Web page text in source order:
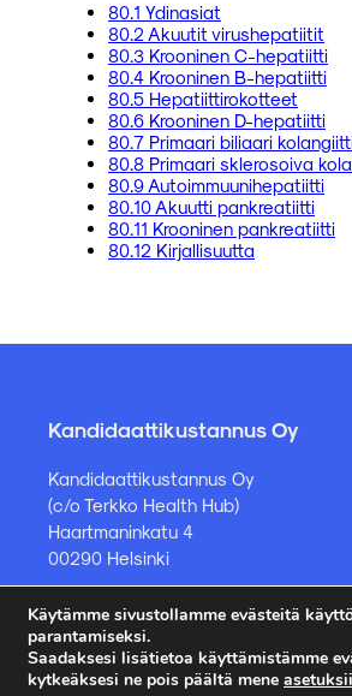
80.1 Ydinasiat
80.2 Akuutit virushepatiitit
80.3 Krooninen C-hepatiitti
80.4 Krooninen B-hepatiitti
80.5 Hepatiittirokotteet
80.6 Krooninen D-hepatiitti
80.7 Primaari biliaari kolangiitti
80.8 Primaari sklerosoiva
80.9 Autoimmuunihepatiitti
80.10 Akuutti pankreatiitti
80.11 Krooninen pankreatiitti
80.12 Kirjallisuutta
Kandidaattikustannus Oy
Kandidaattikustannus Oy
(c/o Terkko Health Hub)
Haartmaninkatu 4
00290 Helsinki
Kirjakauppa ja muut asiat
kauppa@kandidaattikustannus.fi
Käytämme sivustollamme evästeitä
parantamiseksi.
Saadaksesi lisätietoa käyttämistämme
kytkeäksesi ne pois päältä mene